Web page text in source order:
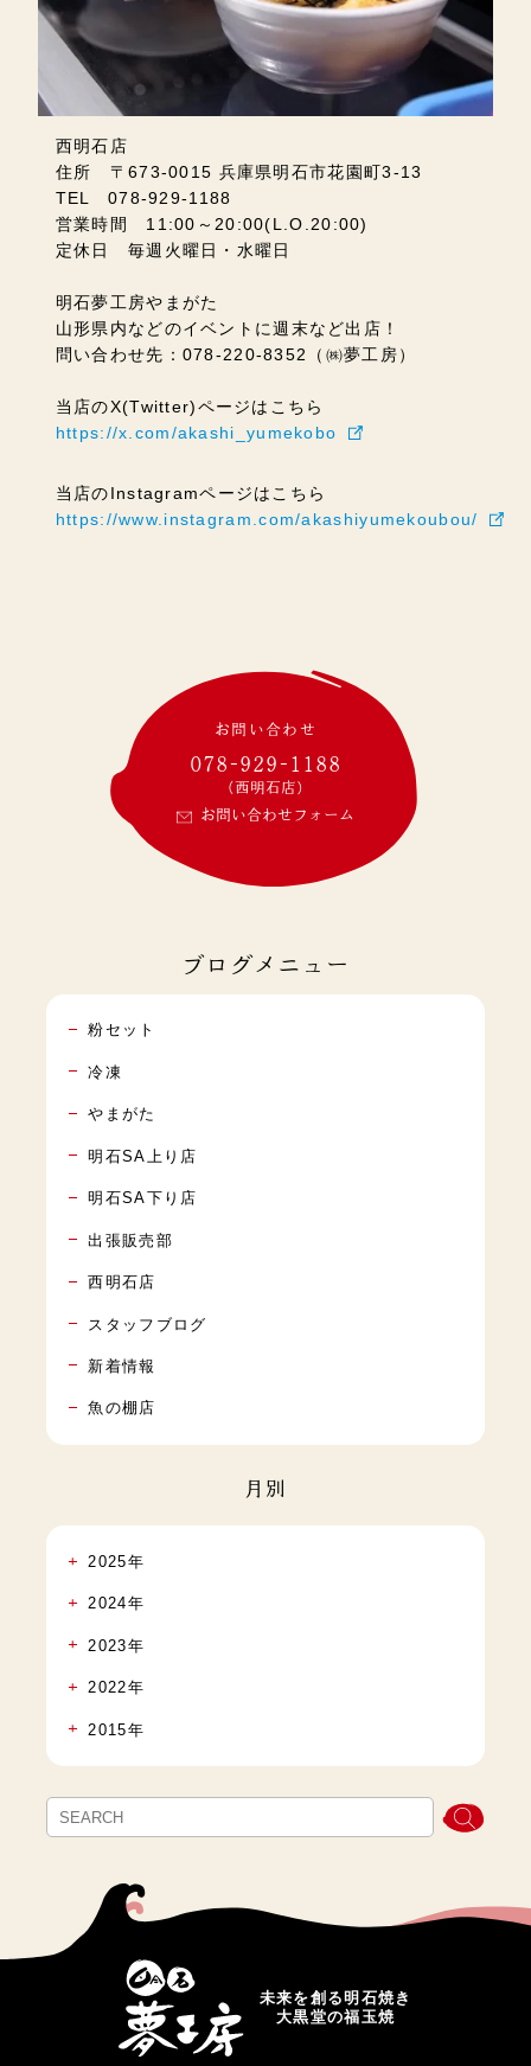
西明石店
住所 〒673-0015 兵庫県明石市花園町3-13
TEL 078-929-1188
営業時間 11:00～20:00(L.O.20:00)
定休日 毎週火曜日・水曜日
明石夢工房やまがた
山形県内などのイベントに週末など出店！
問い合わせ先：078-220-8352（㈱夢工房）
当店のX(Twitter)ページはこちら
https://x.com/akashi_yumekobo
当店のInstagramページはこちら
https://www.instagram.com/akashiyumekoubou/
お問い合わせ
078-929-1188
(西明石店)
お問い合わせフォーム
ブログメニュー
粉セット
冷凍
やまがた
明石SA上り店
明石SA下り店
出張販売部
西明石店
スタッフブログ
新着情報
魚の棚店
月別
2025年
2024年
2023年
2022年
2015年
未来を創る明石焼き
大黒堂の福玉焼